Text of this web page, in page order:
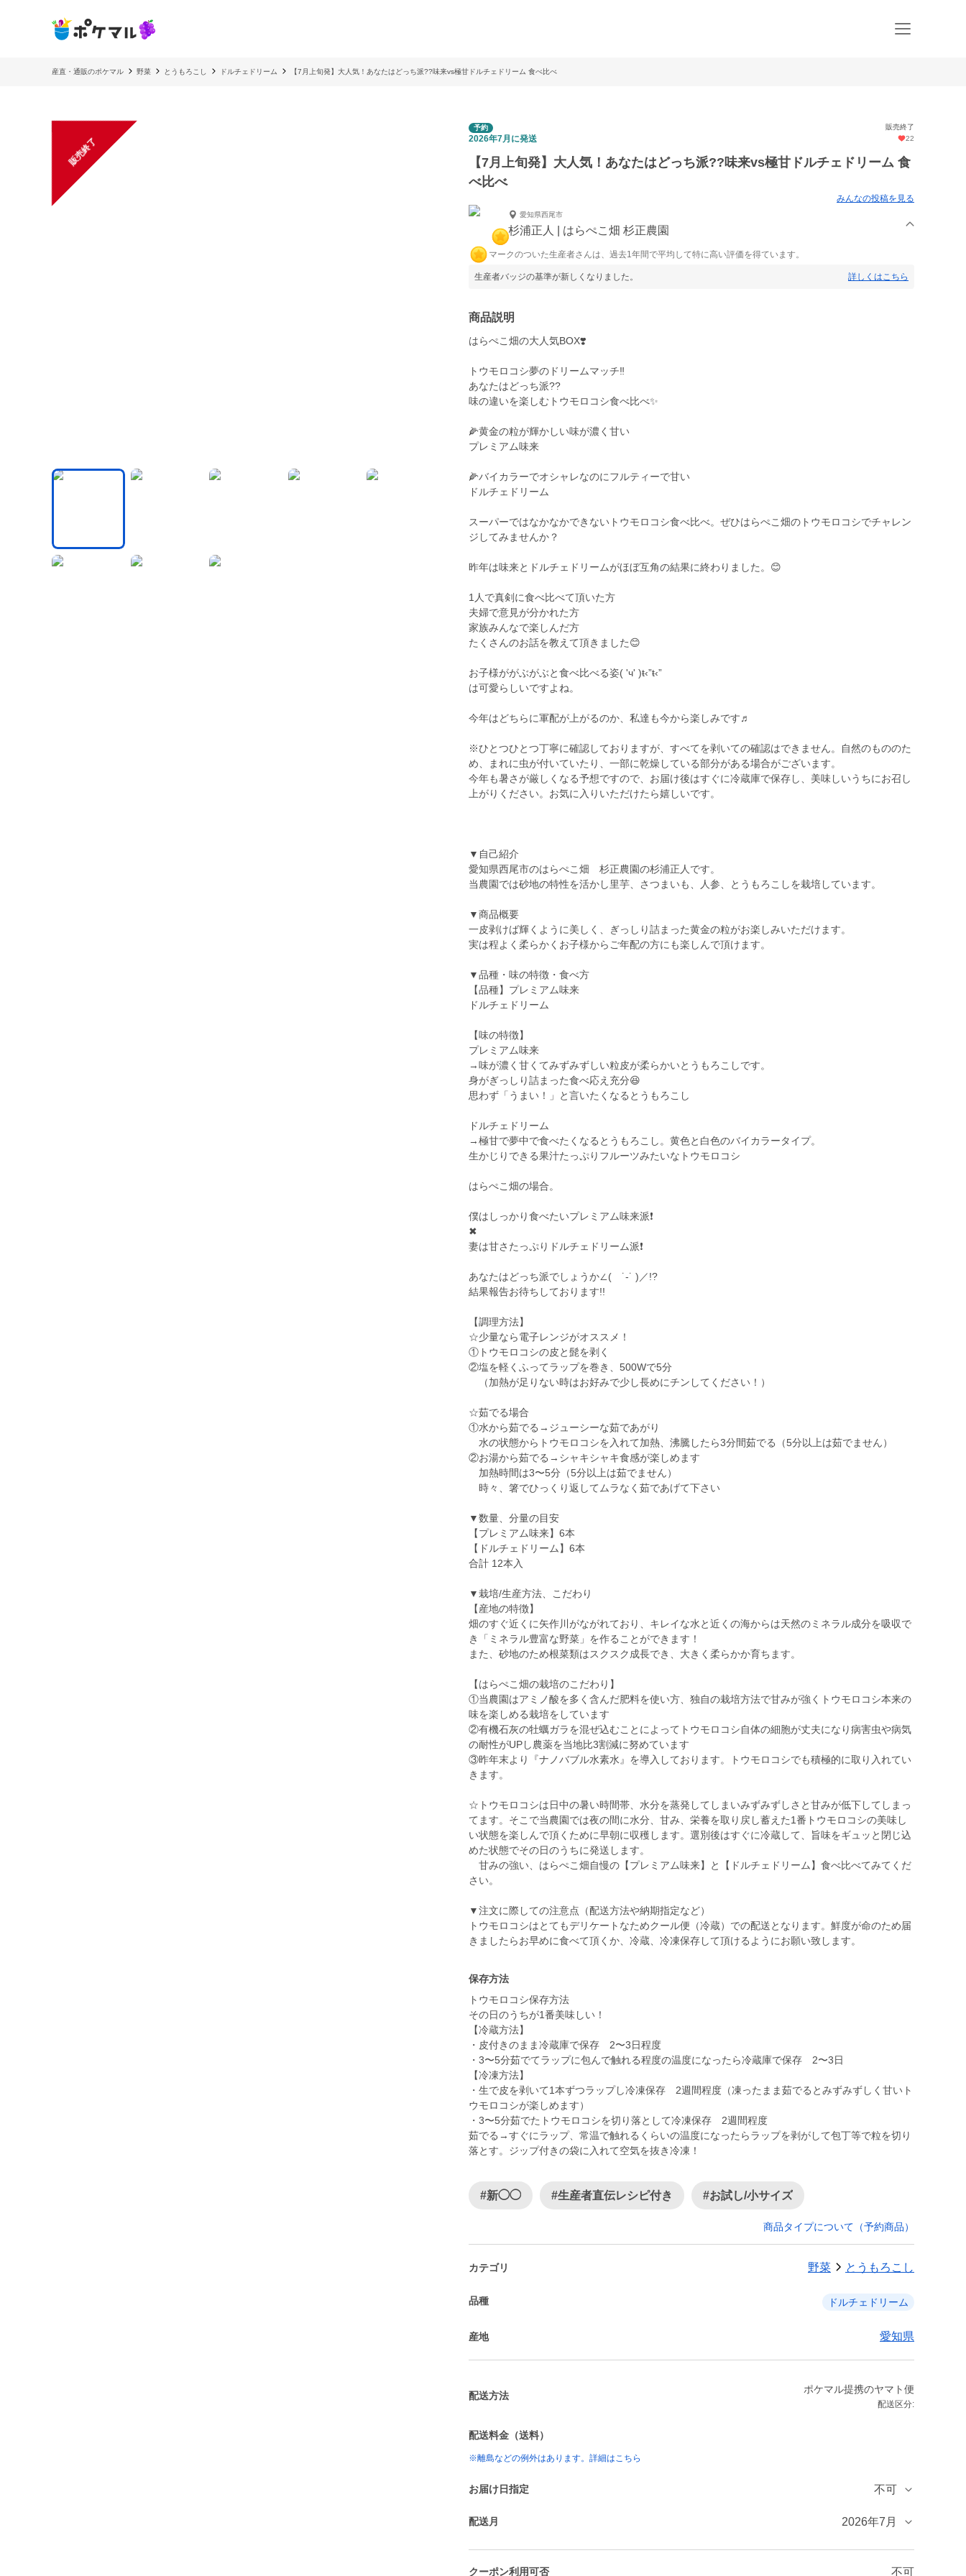
産直・通販のポケマル 野菜 とうもろこし ドルチェドリーム 【7月上旬発】大人気！あなたはどっち派??味来vs極甘ドルチェドリーム 食べ比べ
販売終了
予約 販売終了
2026年7月に発送 22
【7月上旬発】大人気！あなたはどっち派??味来vs極甘ドルチェドリーム 食
べ比べ
みんなの投稿を見る
愛知県西尾市
杉浦正人 | はらぺこ畑 杉正農園
マークのついた生産者さんは、過去1年間で平均して特に高い評価を得ています。
生産者バッジの基準が新しくなりました。 詳しくはこちら
商品説明
はらぺこ畑の大人気BOX❣️
トウモロコシ夢のドリームマッチ‼️
あなたはどっち派??
味の違いを楽しむトウモロコシ食べ比べ✨
🌽黄金の粒が輝かしい味が濃く甘い
プレミアム味来
🌽バイカラーでオシャレなのにフルティーで甘い
ドルチェドリーム
スーパーではなかなかできないトウモロコシ食べ比べ。ぜひはらぺこ畑のトウモロコシでチャレン
ジしてみませんか？
昨年は味来とドルチェドリームがほぼ互角の結果に終わりました。😊
1人で真剣に食べ比べて頂いた方
夫婦で意見が分かれた方
家族みんなで楽しんだ方
たくさんのお話を教えて頂きました😊
お子様ががぶがぶと食べ比べる姿( 'ч' )ŧ‹”ŧ‹”
は可愛らしいですよね。
今年はどちらに軍配が上がるのか、私達も今から楽しみです♬
※ひとつひとつ丁寧に確認しておりますが、すべてを剥いての確認はできません。自然のもののた
め、まれに虫が付いていたり、一部に乾燥している部分がある場合がございます。
今年も暑さが厳しくなる予想ですので、お届け後はすぐに冷蔵庫で保存し、美味しいうちにお召し
上がりください。お気に入りいただけたら嬉しいです。
▼自己紹介
愛知県西尾市のはらぺこ畑 杉正農園の杉浦正人です。
当農園では砂地の特性を活かし里芋、さつまいも、人参、とうもろこしを栽培しています。
▼商品概要
一皮剥けば輝くように美しく、ぎっしり詰まった黄金の粒がお楽しみいただけます。
実は程よく柔らかくお子様からご年配の方にも楽しんで頂けます。
▼品種・味の特徴・食べ方
【品種】プレミアム味来
ドルチェドリーム
【味の特徴】
プレミアム味来
→味が濃く甘くてみずみずしい粒皮が柔らかいとうもろこしです。
身がぎっしり詰まった食べ応え充分😆
思わず「うまい！」と言いたくなるとうもろこし
ドルチェドリーム
→極甘で夢中で食べたくなるとうもろこし。黄色と白色のバイカラータイプ。
生かじりできる果汁たっぷりフルーツみたいなトウモロコシ
はらぺこ畑の場合。
僕はしっかり食べたいプレミアム味来派❗
✖
妻は甘さたっぷりドルチェドリーム派❗
あなたはどっち派でしょうか∠( ˙-˙ )／!?
結果報告お待ちしております!!
【調理方法】
☆少量なら電子レンジがオススメ！
①トウモロコシの皮と髭を剥く
②塩を軽くふってラップを巻き、500Wで5分
（加熱が足りない時はお好みで少し長めにチンしてください！）
☆茹でる場合
①水から茹でる→ジューシーな茹であがり
水の状態からトウモロコシを入れて加熱、沸騰したら3分間茹でる（5分以上は茹でません）
②お湯から茹でる→シャキシャキ食感が楽しめます
加熱時間は3〜5分（5分以上は茹でません）
時々、箸でひっくり返してムラなく茹であげて下さい
▼数量、分量の目安
【プレミアム味来】6本
【ドルチェドリーム】6本
合計 12本入
▼栽培/生産方法、こだわり
【産地の特徴】
畑のすぐ近くに矢作川がながれており、キレイな水と近くの海からは天然のミネラル成分を吸収で
き「ミネラル豊富な野菜」を作ることができます！
また、砂地のため根菜類はスクスク成長でき、大きく柔らかか育ちます。
【はらぺこ畑の栽培のこだわり】
①当農園はアミノ酸を多く含んだ肥料を使い方、独自の栽培方法で甘みが強くトウモロコシ本来の
味を楽しめる栽培をしています
②有機石灰の牡蠣ガラを混ぜ込むことによってトウモロコシ自体の細胞が丈夫になり病害虫や病気
の耐性がUPし農薬を当地比3割減に努めています
③昨年末より『ナノバブル水素水』を導入しております。トウモロコシでも積極的に取り入れてい
きます。
☆トウモロコシは日中の暑い時間帯、水分を蒸発してしまいみずみずしさと甘みが低下してしまっ
てます。そこで当農園では夜の間に水分、甘み、栄養を取り戻し蓄えた1番トウモロコシの美味し
い状態を楽しんで頂くために早朝に収穫します。選別後はすぐに冷蔵して、旨味をギュッと閉じ込
めた状態でその日のうちに発送します。
甘みの強い、はらぺこ畑自慢の【プレミアム味来】と【ドルチェドリーム】食べ比べてみてくだ
さい。
▼注文に際しての注意点（配送方法や納期指定など）
トウモロコシはとてもデリケートなためクール便（冷蔵）での配送となります。鮮度が命のため届
きましたらお早めに食べて頂くか、冷蔵、冷凍保存して頂けるようにお願い致します。
保存方法
トウモロコシ保存方法
その日のうちが1番美味しい！
【冷蔵方法】
・皮付きのまま冷蔵庫で保存 2〜3日程度
・3〜5分茹でてラップに包んで触れる程度の温度になったら冷蔵庫で保存 2〜3日
【冷凍方法】
・生で皮を剥いて1本ずつラップし冷凍保存 2週間程度（凍ったまま茹でるとみずみずしく甘いト
ウモロコシが楽しめます）
・3〜5分茹でたトウモロコシを切り落として冷凍保存 2週間程度
茹でる→すぐにラップ、常温で触れるくらいの温度になったらラップを剥がして包丁等で粒を切り
落とす。ジップ付きの袋に入れて空気を抜き冷凍！
#新◯◯ #生産者直伝レシピ付き #お試し/小サイズ
商品タイプについて（予約商品）
カテゴリ 野菜 とうもろこし
品種 ドルチェドリーム
産地 愛知県
配送方法
ポケマル提携のヤマト便
配送区分:
配送料金（送料）
※離島などの例外はあります。詳細はこちら
お届け日指定 不可
配送月 2026年7月
クーポン利用可否 不可